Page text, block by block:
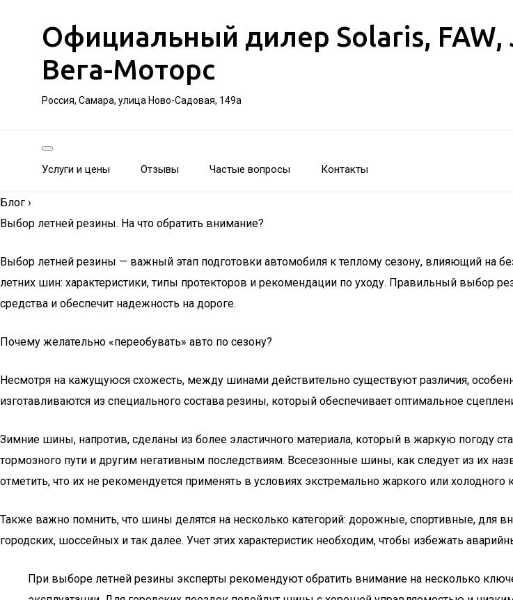
Официальный дилер Solaris, FAW,
Вега-Моторс
Россия, Самара, улица Ново-Садовая, 149а
Услуги и цены Отзывы Частые вопросы Контакты
Блог ›
Выбор летней резины. На что обратить внимание?
Выбор летней резины — важный этап подготовки автомобиля к теплому сезону, влияющий на
летних шин: характеристики, типы протекторов и рекомендации по уходу. Правильный выбор
средства и обеспечит надежность на дороге.
Почему желательно «переобувать» авто по сезону?
Несмотря на кажущуюся схожесть, между шинами действительно существуют различия,
изготавливаются из специального состава резины, который обеспечивает оптимальное
Зимние шины, напротив, сделаны из более эластичного материала, который в жаркую погоду
тормозного пути и другим негативным последствиям. Всесезонные шины, как следует из их
отметить, что их не рекомендуется применять в условиях экстремально жаркого или
Также важно помнить, что шины делятся на несколько категорий: дорожные, спортивные, для
городских, шоссейных и так далее. Учет этих характеристик необходим, чтобы избежать
При выборе летней резины эксперты рекомендуют обратить внимание на несколько